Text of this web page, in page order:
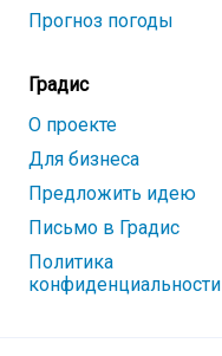
Прогноз погоды
Градис
О проекте
Для бизнеса
Предложить идею
Письмо в Градис
Политика
конфиденциальности